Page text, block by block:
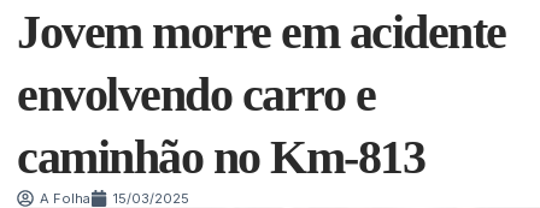
Jovem morre em acidente
envolvendo carro e
caminhão no Km-813
A Folha 15/03/2025